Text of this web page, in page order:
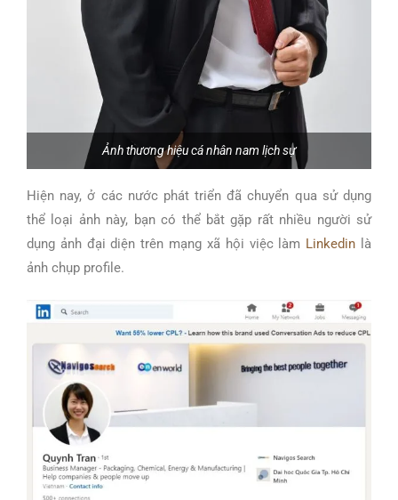
Ảnh thương hiệu cá nhân nam lịch sự
Hiện nay, ở các nước phát triển đã chuyển qua sử dụng
thể loại ảnh này, bạn có thể bắt gặp rất nhiều người sử
dụng ảnh đại diện trên mạng xã hội việc làm Linkedin là
ảnh chụp profile.